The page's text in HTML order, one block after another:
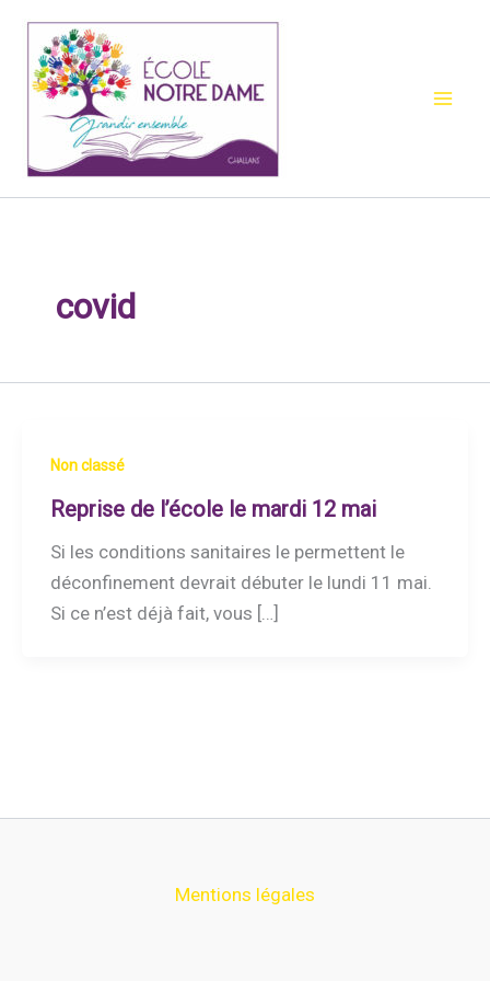
contenu
covid
Non classé
Reprise de l’école le mardi 12 mai
Si les conditions sanitaires le permettent le
déconfinement devrait débuter le lundi 11 mai.
Si ce n’est déjà fait, vous […]
Mentions légales